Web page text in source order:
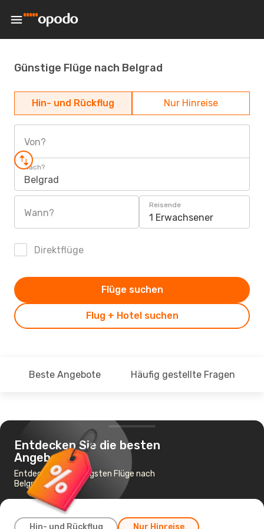
Günstige Flüge nach Belgrad
Hin- und Rückflug Nur Hinreise
Von?
Nach?
Belgrad
Wann?
Reisende
1 Erwachsener
Direktflüge
Flug + Hotel suchen
Flüge suchen
Beste Angebote Häufig gestellte Fragen
Entdecken Sie die besten
Angebote
Entdecke die günstigsten Flüge nach
Belgrad
Hin- und Rückflug Nur Hinreise